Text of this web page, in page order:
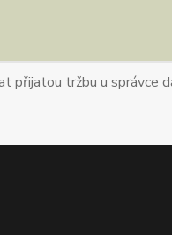
přijatou tržbu u správce